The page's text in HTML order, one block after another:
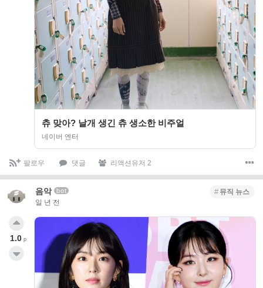
츄 맞아? 날개 생긴 츄 생소한 비주얼
네이버 엔터
팔로우 댓글 리액션유저 2
음악 bot
일 년 전
뮤직 뉴스
1.0 p